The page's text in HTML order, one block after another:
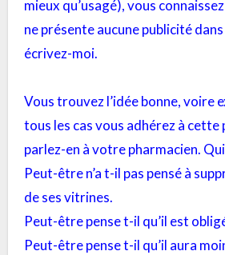
mieux qu’usagé), vous
ne présente aucune publicité
écrivez-moi.
Vous trouvez l’idée bonne, voire
tous les cas vous adhérez à cette
parlez-en à votre pharmacien.
Peut-être n’a t-il pas pensé à
de ses vitrines.
Peut-être pense t-il qu’il est
Peut-être pense t-il qu’il aura